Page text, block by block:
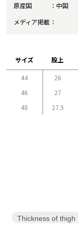
原産国
中国
メディア掲載
サイズ 股上
44 26
46
27
48
27.5
Thickness of thigh